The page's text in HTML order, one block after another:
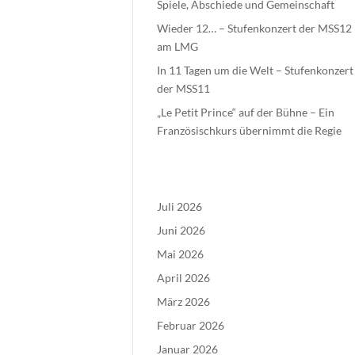
Spiele, Abschiede und Gemeinschaft
Wieder 12… – Stufenkonzert der MSS12
am LMG
In 11 Tagen um die Welt – Stufenkonzert
der MSS11
„Le Petit Prince“ auf der Bühne – Ein
Französischkurs übernimmt die Regie
Juli 2026
Juni 2026
Mai 2026
April 2026
März 2026
Februar 2026
Januar 2026